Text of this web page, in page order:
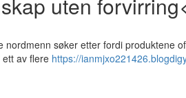
søker etter fordi produktene
av flere https://